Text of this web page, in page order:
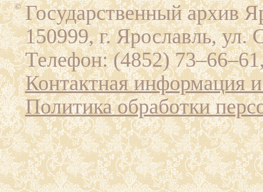
© Государственный архив
150999, г. Ярославль, ул.
Телефон: (4852)
Контактная информация
Политика обработки